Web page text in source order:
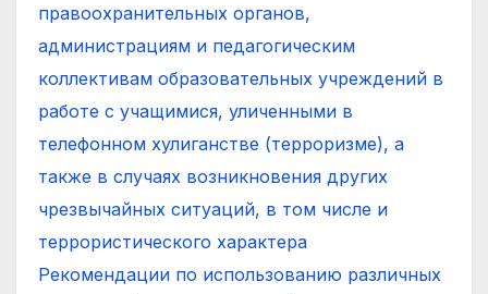
правоохранительных органов,
администрациям и педагогическим
коллективам образовательных учреждений в
работе с учащимися, уличенными в
телефонном хулиганстве (терроризме), а
также в случаях возникновения других
чрезвычайных ситуаций, в том числе и
террористического характера
Рекомендации по использованию различных